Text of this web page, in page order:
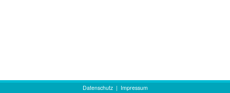
Datenschutz| Impressum